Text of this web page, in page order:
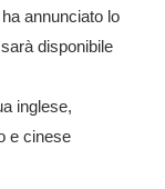
annunciato lo
disponibile
inglese,
e cinese